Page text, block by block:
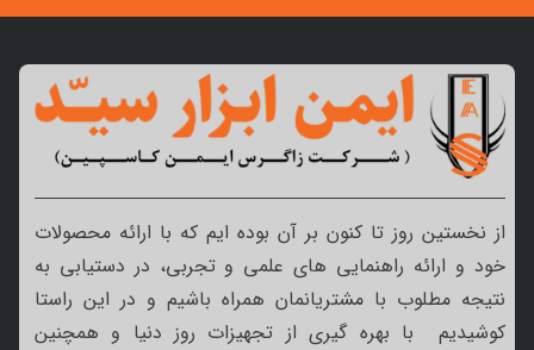
از نخستین روز تا کنون بر آن بوده ایم که با ارائه محصولات
خود و ارائه راهنمایی های علمی و تجربی، در دستیابی به
نتیجه مطلوب با مشتریانمان همراه باشیم و در این راستا
کوشیدیم با بهره گیری از تجهیزات روز دنیا و همچنین